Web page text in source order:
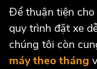
Để thuận tiện
quy trình đặt xe
chúng tôi còn
máy theo tháng